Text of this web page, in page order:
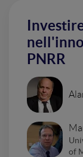
PNRR
of